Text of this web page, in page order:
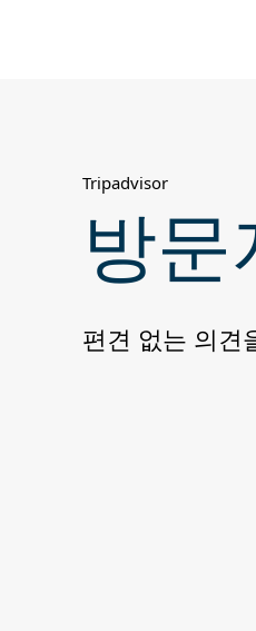
Tripadvisor
방
편견 없는 의견